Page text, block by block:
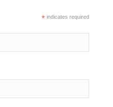
*indicates required